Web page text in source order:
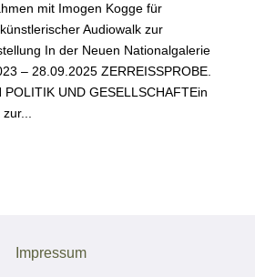
mit Imogen Kogge für
Audiowalk zur
In der Neuen Nationalgalerie
– 28.09.2025 ZERREISSPROBE.
POLITIK UND GESELLSCHAFTEin
Impressum